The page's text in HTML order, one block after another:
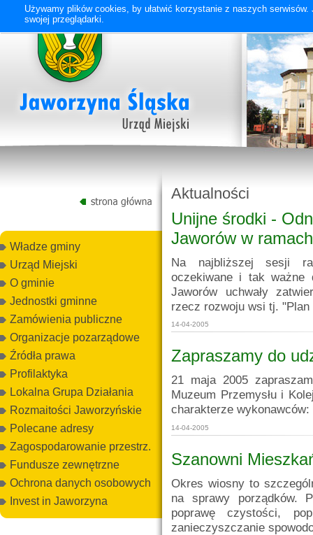
Władze gminy
Urząd Miejski
O gminie
Jednostki gminne
Zamówienia publiczne
Organizacje pozarządowe
Źródła prawa
Profilaktyka
Lokalna Grupa Działania
Rozmaitości Jaworzyńskie
Polecane adresy
Zagospodarowanie przestrz.
Fundusze zewnętrzne
Ochrona danych osobowych
Invest in Jaworzyna
Aktualności
Unijne środki -
Jaworów w
Na najbliższej sesji
oczekiwane i tak ważne
Jaworów uchwały
rzecz rozwoju wsi tj.
14-04-2005
Zapraszamy do
21 maja 2005
Muzeum Przemysłu i
charakterze wykonawców:
14-04-2005
Szanowni
Okres wiosny to
na sprawy porządków.
poprawę czystości,
zanieczyszczanie
Używamy plików cookies, by ułatwić korzystanie z naszych
swojej przeglądarki.